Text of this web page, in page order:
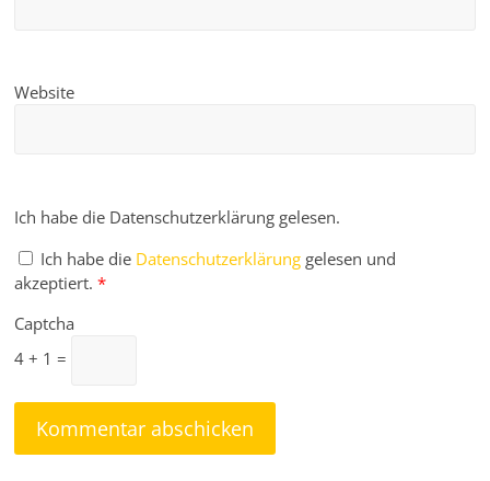
Website
Ich habe die Datenschutzerklärung gelesen.
Ich habe die Datenschutzerklärung gelesen und
akzeptiert. *
Captcha
4 + 1 =